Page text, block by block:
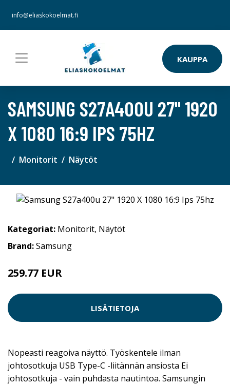
info@eliaskokoelmat.fi
KAUPPA
SAMSUNG S27A400U 27" 1920
X 1080 16:9 IPS 75HZ
Monitorit Näytöt
Kategoriat: Monitorit, Näytöt
Brand:Samsung
259.77 EUR
LISÄTIETOJA
Nopeasti reagoiva näyttö. Työskentele ilman
johtosotkuja USB Type-C -liitännän ansiosta Ei
johtosotkuja - vain puhdasta nautintoa. Samsungin